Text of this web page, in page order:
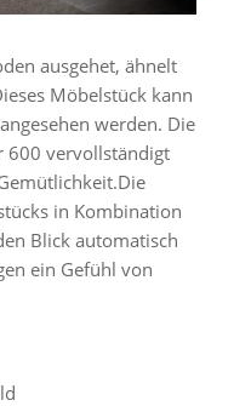
ausgehet, ähnelt
Möbelstück kann
werden. Die
600 vervollständigt
in Kombination
Blick automatisch
ein Gefühl von